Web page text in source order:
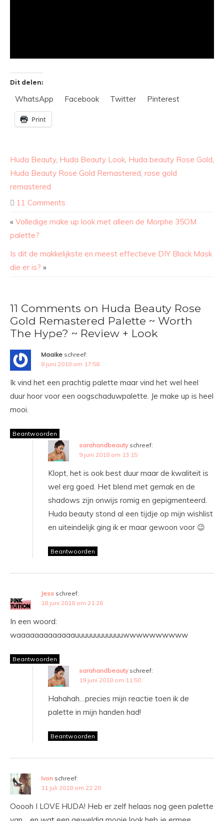
Dit delen:
WhatsApp Facebook Twitter Pinterest
Print
Huda Beauty, Huda Beauty Look Huda beauty Rose Gold
Huda Beauty Rose Gold Remastered rose gold
remastered
11 Comments
« Volledige make up look met alleen de Morphe 35OM
palette?
Is dit de makkelijkste en meest effectieve DIY Black Mask
die er is? »
11 Comments on Huda Beauty Rose
Gold Remastered Palette ~ Worth
The Hype? ~ Review + Look
Maaike schreef:
8 juni 2018 om 17:58
Ik vind het een prachtig palette maar vind het wel heel
duur hoor voor een oogschaduwpalette. Je make up is heel
mooi.
Beantwoorden
sarahandbeauty schreef:
9 juni 2018 om 13:15
Klopt, het is ook best duur maar de kwaliteit is
wel erg goed. Het blend met gemak en de
shadows zijn onwijs romig en gepigmenteerd.
Huda beauty stond al een tijdje op mijn wishlist
en uiteindelijk ging ik er maar gewoon voor 😉
Beantwoorden
Jess schreef:
18 juni 2018 om 21:26
In een woord:
waaaaaaaaaaaaauuuuuuuuuuuuwwwwwwwwww
Beantwoorden
sarahandbeauty schreef:
19 juni 2018 om 11:50
Hahahah…precies mijn reactie toen ik de
palette in mijn handen had!
Beantwoorden
Ivon schreef:
11 juli 2018 om 22:20
Ooooh I LOVE HUDA! Heb er zelf helaas nog geen palette